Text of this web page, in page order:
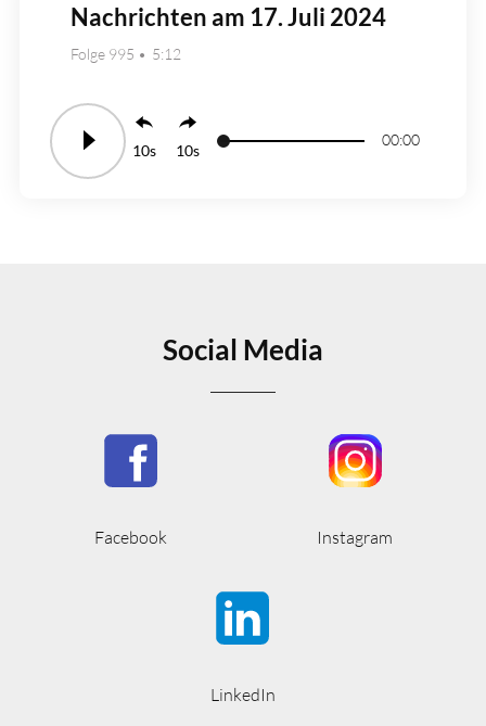
Nachrichten am 17. Juli 2024
Folge 995 5:12
10 10
00:00
Social Media
Facebook Instagram
LinkedIn